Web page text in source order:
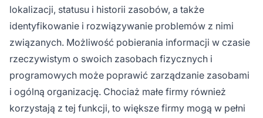
lokalizacji, statusu i historii zasobów, a także
identyfikowanie i rozwiązywanie problemów z nimi
związanych. Możliwość pobierania informacji w czasie
rzeczywistym o swoich zasobach fizycznych i
programowych może poprawić zarządzanie zasobami
i ogólną organizację. Chociaż małe firmy również
korzystają z tej funkcji, to większe firmy mogą w pełni